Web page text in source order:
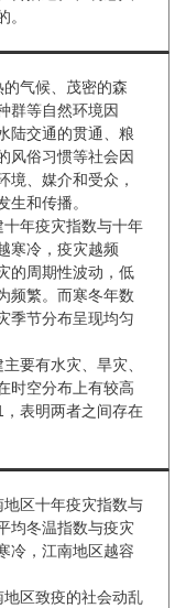
。
的气候、茂密的森
群等自然环境因
陆交通的贯通、粮
风俗习惯等社会因
境、媒介和受众，
生和传播。
十年疫灾指数与十年
寒冷，疫灾越频
的周期性波动，低
频繁。而寒冬年数
季节分布呈现均匀
要有水灾、旱灾、
时空分布上有较高
表明两者之间存在
地区十年疫灾指数与
均冬温指数与疫灾
冷，江南地区越容
地区致疫的社会动乱